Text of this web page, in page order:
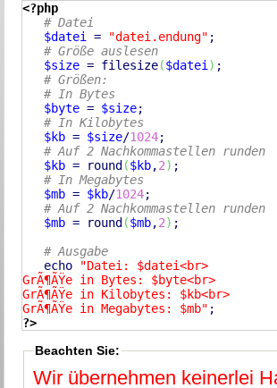
<?php
# Datei
$datei
= "datei.endung" ;
# Größe auslesen
$size = filesize($datei ) ;
# Größen:
# In Bytes
$byte = $size;
# In Kilobytes
$kb = $size/1024;
# Auf 2 Nachkommastellen runden
$kb = round ($kb,2) ;
# In Megabytes
$mb = $kb/1024;
# Auf 2 Nachkommastellen runden
$mb = round ($mb,2) ;
# Ausgabe
echo
"Datei: $datei<br>
GrÃ¶ÃŸe in Bytes: $byte<br>
GrÃ¶ÃŸe in Kilobytes: $kb<br>
GrÃ¶ÃŸe in Megabytes: $mb"
?>
Beachten Sie:
Wir übernehmen keinerlei